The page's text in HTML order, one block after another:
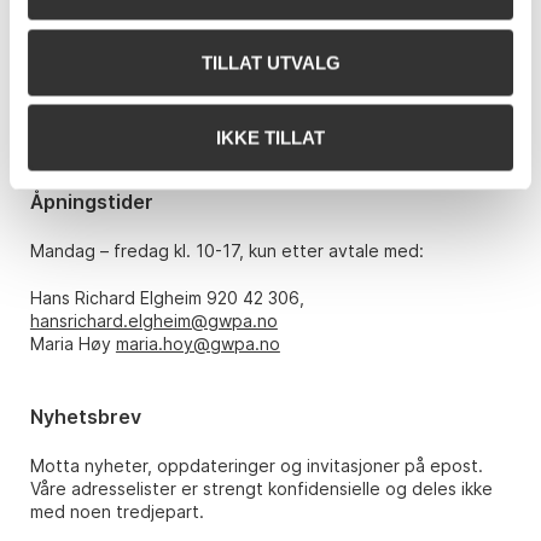
TILLAT UTVALG
IKKE TILLAT
Bankplassen 1A
Telefon: 22 86 21 86
post@gwpa.no
Åpningstider
Mandag – fredag kl. 10-17, kun etter avtale med:
Hans Richard Elgheim 920 42 306,
hansrichard.elgheim@gwpa.no
Maria Høy maria.hoy@gwpa.no
Nyhetsbrev
Motta nyheter, oppdateringer og invitasjoner på epost.
Våre adresselister er strengt konfidensielle og deles ikke
med noen tredjepart.